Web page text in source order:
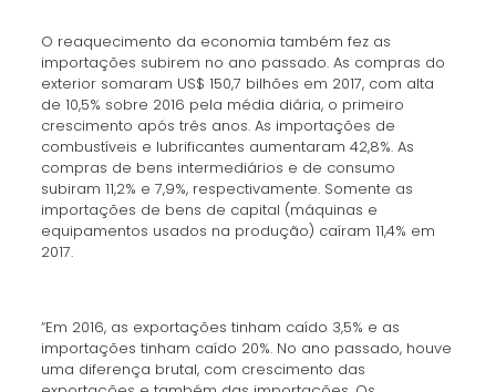
O reaquecimento da economia também fez as
importações subirem no ano passado. As compras do
exterior somaram US$ 150,7 bilhões em 2017, com alta
de 10,5% sobre 2016 pela média diária, o primeiro
crescimento após três anos. As importações de
combustíveis e lubrificantes aumentaram 42,8%. As
compras de bens intermediários e de consumo
subiram 11,2% e 7,9%, respectivamente. Somente as
importações de bens de capital (máquinas e
equipamentos usados na produção) caíram 11,4% em
2017.
“Em 2016, as exportações tinham caído 3,5% e as
importações tinham caído 20%. No ano passado, houve
uma diferença brutal, com crescimento das